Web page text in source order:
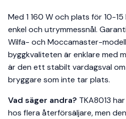
Med 1 160 W och plats för 10-
enkel och utrymmessnål.
Wilfa- och Moccamaster-
byggkvaliteten är enklare med
är den ett stabilt vardagsval om
bryggare som inte tar plats.
Vad säger andra? TKA8013
hos flera återförsäljare, men